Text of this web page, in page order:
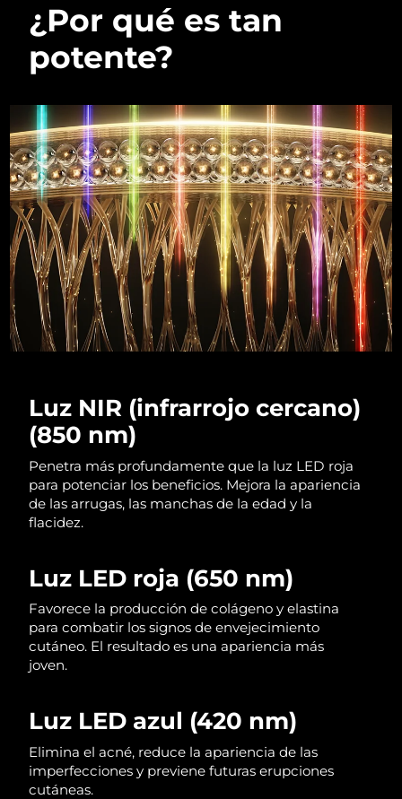
¿Por qué es tan
potente?
Luz NIR (infrarrojo cercano)
(850 nm)
Penetra más profundamente que la luz LED roja
para potenciar los beneficios. Mejora la apariencia
de las arrugas, las manchas de la edad y la
flacidez.
Luz LED roja (650 nm)
Favorece la producción de colágeno y elastina
para combatir los signos de envejecimiento
cutáneo. El resultado es una apariencia más
joven.
Luz LED azul (420 nm)
Elimina el acné, reduce la apariencia de las
imperfecciones y previene futuras erupciones
cutáneas.